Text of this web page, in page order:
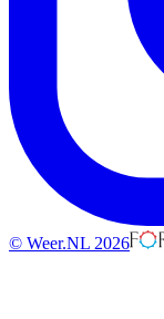
© Weer.NL 2026